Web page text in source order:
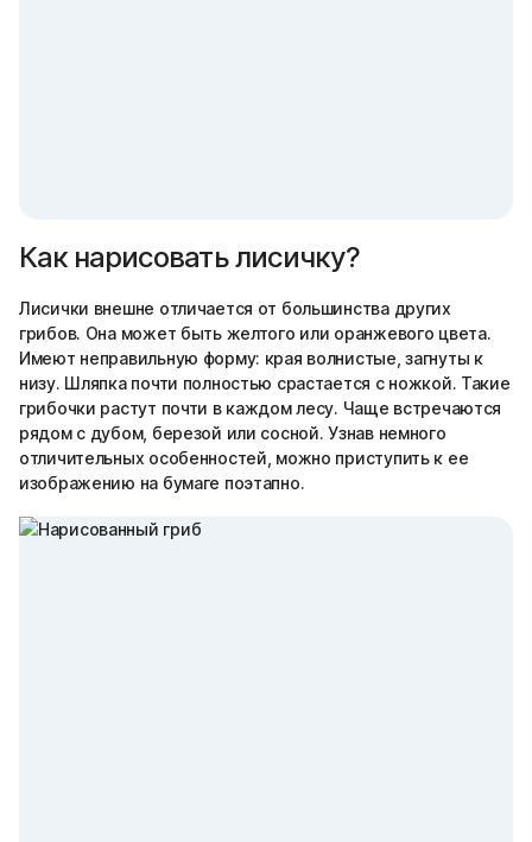
Как нарисовать лисичку?
Лисички внешне отличается от большинства других
грибов. Она может быть желтого или оранжевого цвета.
Имеют неправильную форму: края волнистые, загнуты к
низу. Шляпка почти полностью срастается с ножкой. Такие
грибочки растут почти в каждом лесу. Чаще встречаются
рядом с дубом, березой или сосной. Узнав немного
отличительных особенностей, можно приступить к ее
изображению на бумаге поэтапно.